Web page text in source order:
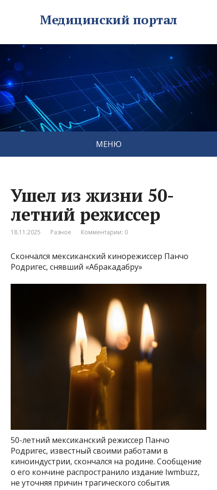
Медицинский портал
МЕНЮ
Ушел из жизни 50-
летний режиссер
18.11.2025 Разное Комментарии: 0
Скончался мексиканский кинорежиссер Панчо
Родригес, снявший «Абракадабру»
50-летний мексиканский режиссер Панчо
Родригес, известный своими работами в
киноиндустрии, скончался на родине. Сообщение
о его кончине распространило издание Iwmbuzz,
не уточняя причин трагического события.